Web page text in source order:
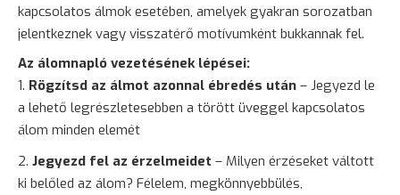
kapcsolatos álmok esetében, amelyek gyakran sorozatban
jelentkeznek vagy visszatérő motívumként bukkannak fel.
Az álomnapló vezetésének lépései:
Rögzítsd az álmot azonnal ébredés után – Jegyezd le
a lehető legrészletesebben a törött üveggel kapcsolatos
álom minden elemét
Jegyezd fel az érzelmeidet – Milyen érzéseket váltott
ki belőled az álom? Félelem, megkönnyebbülés,